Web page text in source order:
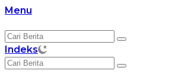
Langsung
konten
Menu
Indeks